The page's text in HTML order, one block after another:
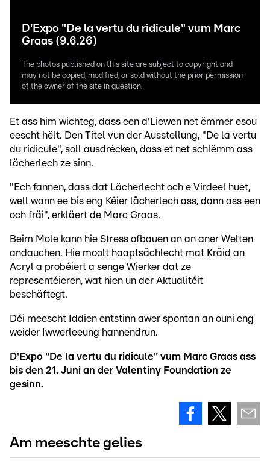
D'Expo "De la vertu du ridicule" vum Marc
Graas (9.6.26)
The photos published on this site are subject to copyright and
may not be copied, modified, or sold without the prior permission
of the owner of the site in question.
Et ass him wichteg, dass een d'Liewen net ëmmer esou
eescht hëlt. Den Titel vun der Ausstellung, "De la vertu
du ridicule", soll ausdrécken, dass et net schlëmm ass
lächerlech ze sinn.
"Ech fannen, dass dat Lächerlecht och e Virdeel huet,
well wann ee bis eng Kéier lächerlech ass, dann ass een
och fräi", erkläert de Marc Graas.
Beim Mole kann hie Stress ofbauen an an aner Welten
andauchen. Hie moolt haaptsächlecht mat Kräid an
Acryl a probéiert a senge Wierker dat ze
representéieren, wat hien un der Aktualitéit
beschäftegt.
Déi meescht Iddien entstinn awer spontan an ouni eng
weider Iwwerleeung hannendrun.
D'Expo "De la vertu du ridicule" vum Marc Graas ass
bis den 21. Juni an der Valentiny Foundation ze
gesinn.
Am meeschte gelies